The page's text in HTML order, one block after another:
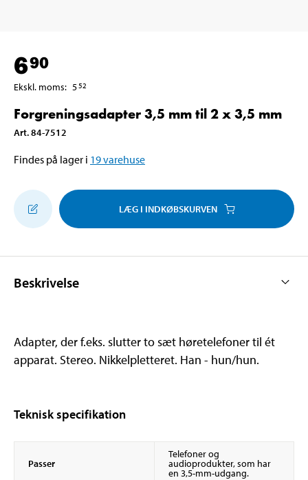
690
Ekskl. moms: 552
Forgreningsadapter 3,5 mm til 2 x 3,5 mm
Art.84-7512
Findes på lager i 19varehuse
LÆG I INDKØBSKURVEN
Beskrivelse
Adapter, der f.eks. slutter to sæt høretelefoner til ét
apparat. Stereo. Nikkelpletteret. Han - hun/hun.
Teknisk specifikation
Passer
Telefoner og
audioprodukter, som har
en 3,5-mm-udgang.